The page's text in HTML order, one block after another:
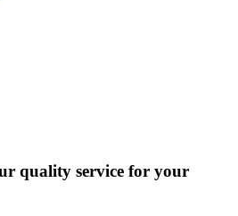
quality service for your